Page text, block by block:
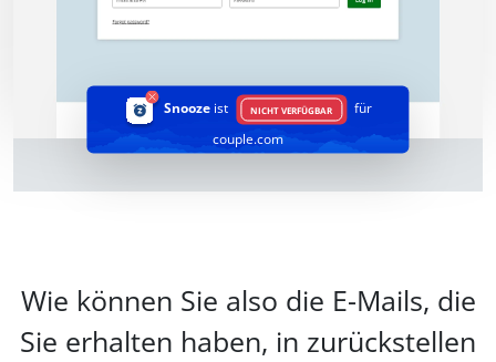
Snooze ist NICHT VERFÜGBAR
für
couple.com
Wie können Sie also die E-Mails, die
Sie erhalten haben, in zurückstellen